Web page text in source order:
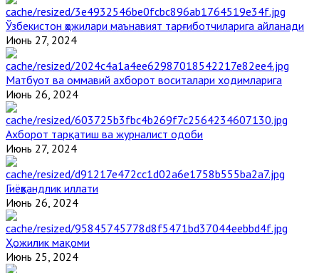
Ўзбекистон ҳожилари маънавият тарғиботчиларига айланади
Июнь 27, 2024
Матбуот ва оммавий ахборот воситалари ходимларига
Июнь 26, 2024
Ахборот тарқатиш ва журналист одоби
Июнь 27, 2024
Гиёҳвандлик иллати
Июнь 26, 2024
Ҳожилик мақоми
Июнь 25, 2024